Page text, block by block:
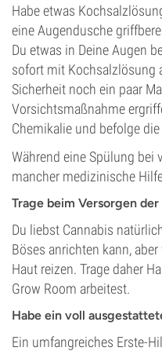
Habe etwas
eine Augendusche
Du etwas in Deine Augen
sofort mit Kochsalzlösung
Sicherheit noch ein paar
Vorsichtsmaßnahme
Chemikalie und befolge
Während eine Spülung bei
mancher medizinische
Trage beim Versorgen
Du liebst Cannabis
Böses anrichten kann,
Haut reizen. Trage daher
Grow Room arbeitest.
Habe ein voll
Ein umfangreiches Erste-